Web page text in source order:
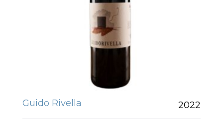
Guido Rivella 2022